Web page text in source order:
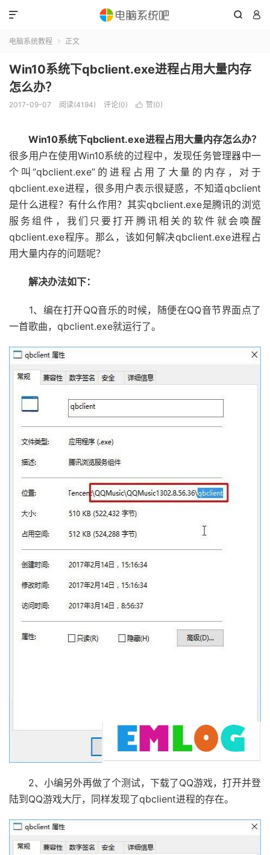
 

电脑系统教程  正文
Win10系统下qbclient.exe进程占用大量内存
怎么办？
2017-09-07 阅读(4194) 评论(0)  赞(0)
Win10系统下qbclient.exe进程占用大量内存怎么办？
很多用户在使用Win10系统的过程中，发现任务管理器中一
个叫“qbclient.exe”的进程占用了大量的内存，对于
qbclient.exe进程，很多用户表示很疑惑，不知道qbclient
是什么进程？有什么作用？其实qbclient.exe是腾讯的浏览
服务组件，我们只要打开腾讯相关的软件就会唤醒
qbclient.exe程序。那么，该如何解决qbclient.exe进程占
用大量内存的问题呢？
解决办法如下：
1、编在打开QQ音乐的时候，随便在QQ音节界面点了
一首歌曲，qbclient.exe就运行了。
2、小编另外再做了个测试，下载了QQ游戏，打开并登
陆到QQ游戏大厅，同样发现了qbclient进程的存在。